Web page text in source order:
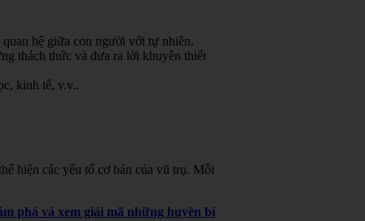
hệ giữa con người với tự nhiên.
thách thức và đưa ra lời khuyên thiết
kinh tế, v.v..
hiện các yếu tố cơ bản của vũ trụ. Mỗi
phá và xem giải mã những huyền bí